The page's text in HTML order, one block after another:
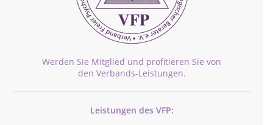
Werden Sie Mitglied und profitieren Sie von
den Verbands-Leistungen.
Leistungen des VFP: